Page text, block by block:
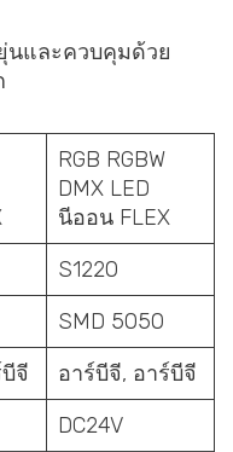
และควบคุมด้วย
RGB RGBW
DMX LED
นีออน FLEX
S1220
SMD 5050
จี
อาร์บีจี, อาร์บีจี
DC24V